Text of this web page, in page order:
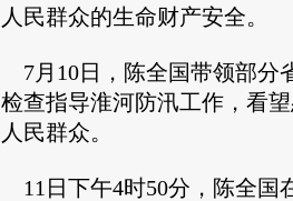
人民群众的生命财产安全。
7月10日，陈全国带领部分
检查指导淮河防汛工作，看
人民群众。
11日下午4时50分，陈全国